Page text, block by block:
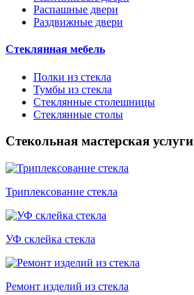
Распашные двери
Раздвижные двери
Стеклянная мебель
Полки из стекла
Тумбы из стекла
Стеклянные столешницы
Стеклянные столы
Стекольная мастерская услуги
Триплексование стекла
УФ склейка стекла
Ремонт изделий из стекла